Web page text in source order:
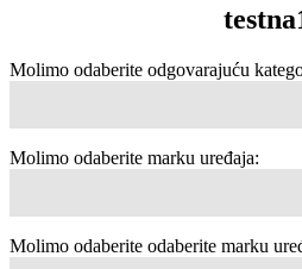
Molimo odaberite odgovarajuću
Molimo odaberite marku uređaja:
Molimo odaberite odaberite marku